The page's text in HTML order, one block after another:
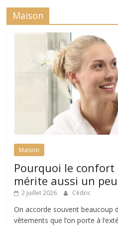
Maison
Maison
Pourquoi le confort
mérite aussi un
2 juillet 2026 Cédric
On accorde souvent beaucoup
vêtements que l’on porte à